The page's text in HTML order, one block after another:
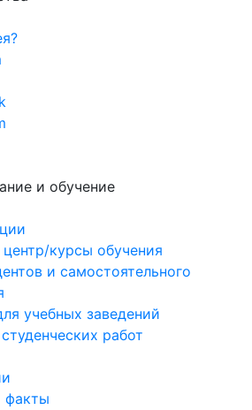
и обучение
курсы обучения
и самостоятельного
учебных заведений
работ
факты